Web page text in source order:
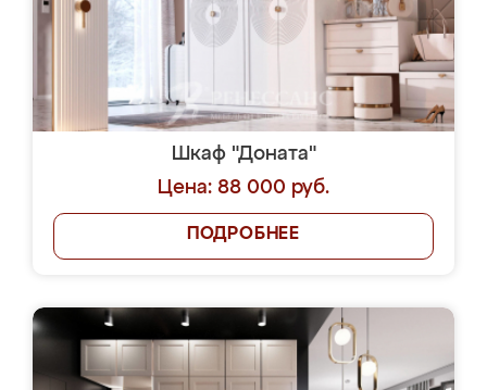
Шкаф "Доната"
Цена: 88 000 руб.
ПОДРОБНЕЕ